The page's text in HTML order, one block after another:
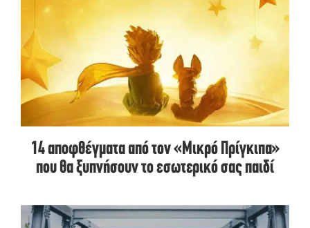
14 αποφθέγματα από τον «Μικρό Πρίγκιπα»
που θα ξυπνήσουν το εσωτερικό σας παιδί